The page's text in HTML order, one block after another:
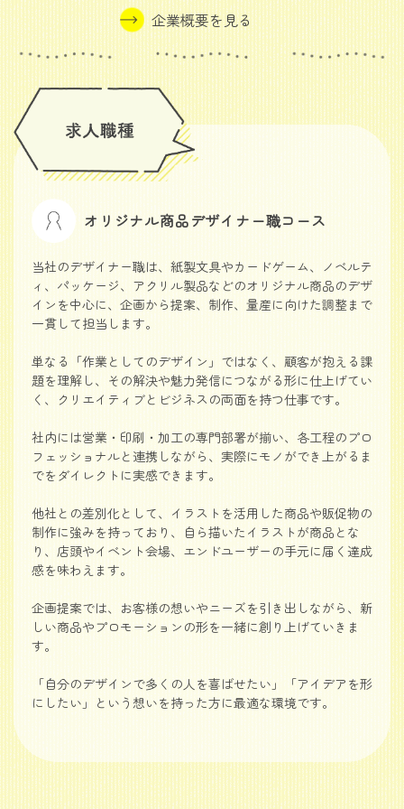
企業概要を見る
オリジナル商品デザイナー職コース
当社のデザイナー職は、紙製文具やカードゲーム、ノベルテ
ィ、パッケージ、アクリル製品などのオリジナル商品のデザ
インを中心に、企画から提案、制作、量産に向けた調整まで
一貫して担当します。
単なる「作業としてのデザイン」ではなく、顧客が抱える課
題を理解し、その解決や魅力発信につながる形に仕上げてい
く、クリエイティブとビジネスの両面を持つ仕事です。
社内には営業・印刷・加工の専門部署が揃い、各工程のプロ
フェッショナルと連携しながら、実際にモノができ上がるま
でをダイレクトに実感できます。
他社との差別化として、イラストを活用した商品や販促物の
制作に強みを持っており、自ら描いたイラストが商品とな
り、店頭やイベント会場、エンドユーザーの手元に届く達成
感を味わえます。
企画提案では、お客様の想いやニーズを引き出しながら、新
しい商品やプロモーションの形を一緒に創り上げていきま
す。
「自分のデザインで多くの人を喜ばせたい」「アイデアを形
にしたい」という想いを持った方に最適な環境です。